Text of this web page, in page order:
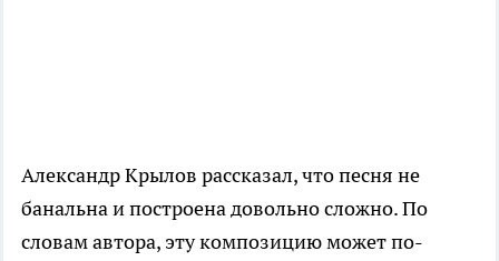
Александр Крылов рассказал, что песня не
банальна и построена довольно сложно. По
словам автора, эту композицию может по-